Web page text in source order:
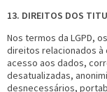
13. DIREITOS DOS
Nos termos da LGPD,
direitos relacionados à
acesso aos dados,
desatualizadas,
desnecessários,